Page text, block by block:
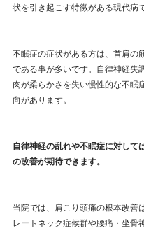
状を引き起こす特徴がある現代病
不眠症の症状がある方は、首肩の
である事が多いです。自律神経失
肉が柔らかさを失い慢性的な不眠
向があります。
自律神経の乱れや不眠症に対して
の改善が期待できます。
当院では、肩こり頭痛の根本改善
レートネック症候群や腰痛・坐骨